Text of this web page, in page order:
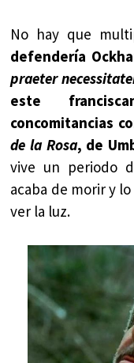
No hay que
defendería
praeter
este
concomitancias
de la Rosa, de
vive un periodo
acaba de morir y
ver la luz.